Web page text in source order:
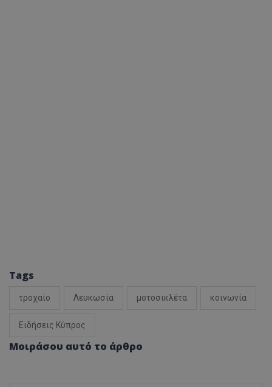
Tags
τροχαίο Λευκωσία μοτοσικλέτα κοινωνία
Ειδήσεις Κύπρος
Μοιράσου αυτό το άρθρο